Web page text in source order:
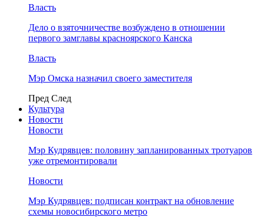
Власть
Дело о взяточничестве возбуждено в отношении
первого замглавы красноярского Канска
Власть
Мэр Омска назначил своего заместителя
Пред След
Культура
Новости
Новости
Мэр Кудрявцев: половину запланированных тротуаров
уже отремонтировали
Новости
Мэр Кудрявцев: подписан контракт на обновление
схемы новосибирского метро